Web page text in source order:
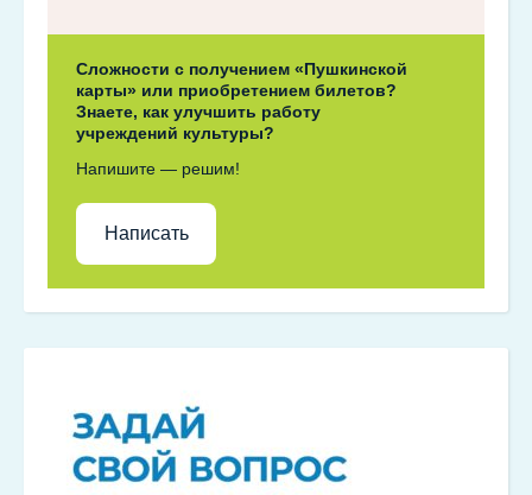
Сложности с получением «Пушкинской
карты» или приобретением билетов?
Знаете, как улучшить работу
учреждений культуры?
Напишите — решим!
Написать